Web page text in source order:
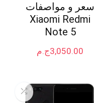
سعر و مواصفات
Xiaomi Redmi
Note 5
ج.م3,050.00